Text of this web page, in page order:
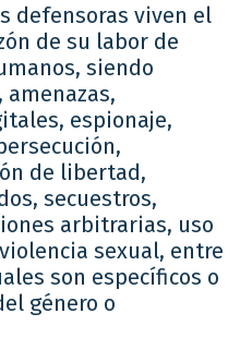
defensoras viven el
de su labor de
siendo
espionaje,
de libertad,
secuestros,
arbitrarias, uso
sexual, entre
son específicos o
género o